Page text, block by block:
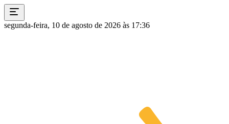
segunda-feira, 10 de agosto de 2026 às 17:36